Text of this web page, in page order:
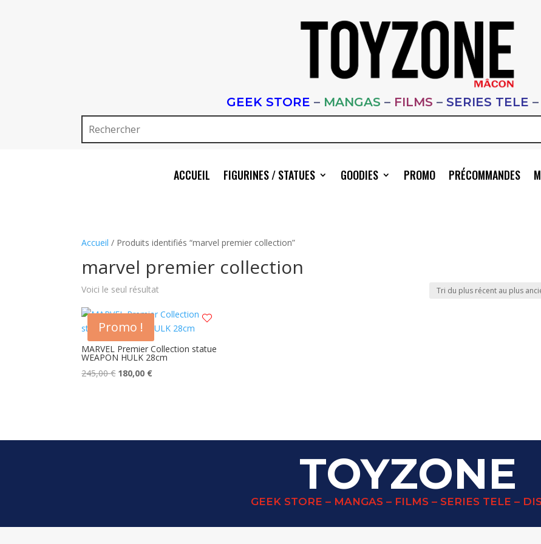
GEEK STORE – MANGAS – FILMS – SERIES TELE –
ACCUEIL FIGURINES / STATUES GOODIES PROMO PRÉCOMMANDES
Accueil / Produits identifiés “marvel premier collection”
marvel premier collection
Voici le seul résultat
Promo !
MARVEL Premier Collection statue
WEAPON HULK 28cm
245,00€ Le
180,00 €Le
TOYZONE
GEEK STORE – MANGAS – FILMS – SERIES TELE –